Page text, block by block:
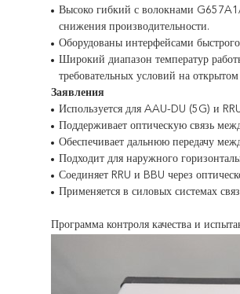
Высоко гибкий с волокнами
снижения производительности.
Оборудованы интерфейсами
Широкий диапазон температур
требовательных условий на открытом
Заявления
Используется для AAU-DU (5G) и
Поддерживает оптическую связь
Обеспечивает дальнюю передачу
Подходит для наружного
Соединяет RRU и BBU через
Применяется в силовых системах
Программа контроля качества и